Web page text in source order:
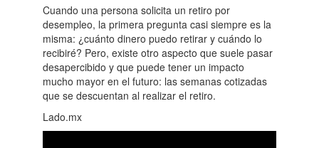
Cuando una persona solicita un retiro por
desempleo, la primera pregunta casi siempre es la
misma: ¿cuánto dinero puedo retirar y cuándo lo
recibiré? Pero, existe otro aspecto que suele pasar
desapercibido y que puede tener un impacto
mucho mayor en el futuro: las semanas cotizadas
que se descuentan al realizar el retiro.
Lado.mx